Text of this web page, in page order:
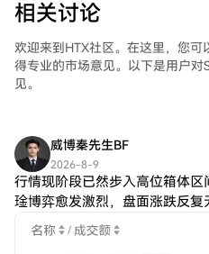
相关讨论
欢迎来到HTX社区。在这里，您
得专业的市场意见。以下是用户对
见。
威博秦先生BF
2026-8-9
行情现阶段已然步入高位箱体
琻博弈愈发激烈，盘面涨跌反
上沿阻力，但是每一轮冲高过
续上行动能愈发疲软，屡次冲